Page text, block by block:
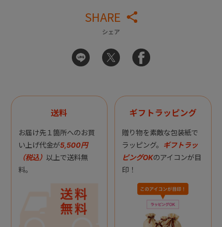
SHARE
シェア
送料
お届け先１箇所へのお買
い上げ代金が5,500円
（税込） 以上で送料無
料。
ギフトラッピング
贈り物を素敵な包装紙で
ラッピング。 ギフトラッ
ピングOKのアイコンが目
印！